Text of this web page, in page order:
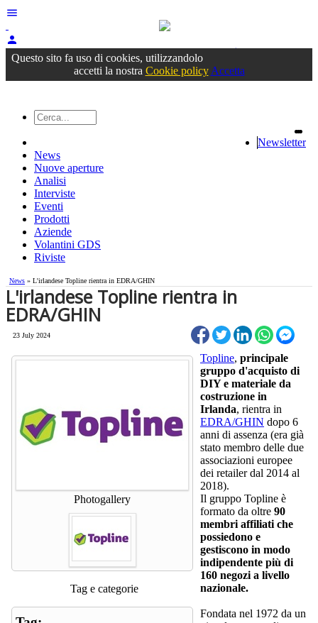
menu
person
Accedioppure registrati
Questo sito fa uso di cookies, utilizzandolo
accetti la nostra Cookie policy Accetta
Newsletter
News
Nuove aperture
Analisi
Interviste
Eventi
Prodotti
Aziende
Volantini GDS
Riviste
News » L'irlandese Topline rientra in EDRA/GHIN
L'irlandese Topline rientra in
EDRA/GHIN
23 July 2024
Photogallery
Tag e categorie
Topline, principale
gruppo d'acquisto di
DIY e materiale da
costruzione in
Irlanda, rientra in
EDRA/GHIN dopo 6
anni di assenza (era già
stato membro delle due
associazioni europee
dei retailer dal 2014 al
2018).
Il gruppo Topline è
formato da oltre 90
membri affiliati che
possiedono e
gestiscono in modo
indipendente più di
160 negozi a livello
nazionale.
Fondata nel 1972 da un